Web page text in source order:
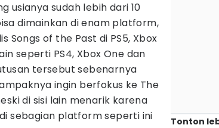
usianya sudah lebih dari 10
dimainkan di enam platform,
Songs of the Past di PS5, Xbox
seperti PS4, Xbox One dan
tersebut sebenarnya
ingin berfokus ke The
di sisi lain menarik karena
sebagian platform seperti ini
Tonton